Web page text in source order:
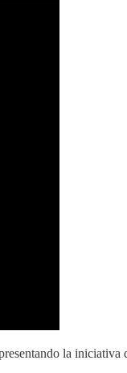
la iniciativa